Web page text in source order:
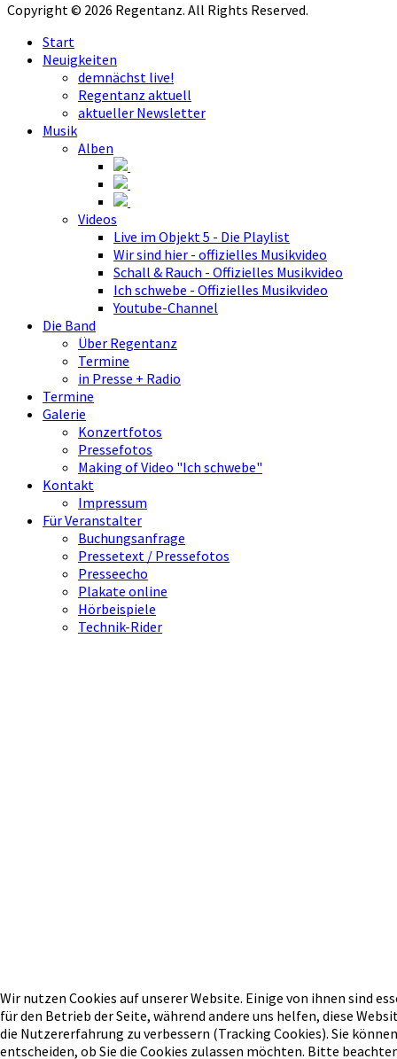
Copyright © 2026 Regentanz. All Rights Reserved.
Start
Neuigkeiten
demnächst live!
Regentanz aktuell
aktueller Newsletter
Musik
Alben
Videos
Live im Objekt 5 - Die Playlist
Wir sind hier - offizielles Musikvideo
Schall & Rauch - Offizielles Musikvideo
Ich schwebe - Offizielles Musikvideo
Youtube-Channel
Die Band
Über Regentanz
Termine
in Presse + Radio
Termine
Galerie
Konzertfotos
Pressefotos
Making of Video "Ich schwebe"
Kontakt
Impressum
Für Veranstalter
Buchungsanfrage
Pressetext / Pressefotos
Presseecho
Plakate online
Hörbeispiele
Technik-Rider
Wir nutzen Cookies auf unserer Website. Einige von ihnen sind
für den Betrieb der Seite, während andere uns helfen, diese
die Nutzererfahrung zu verbessern (Tracking Cookies). Sie
entscheiden, ob Sie die Cookies zulassen möchten. Bitte